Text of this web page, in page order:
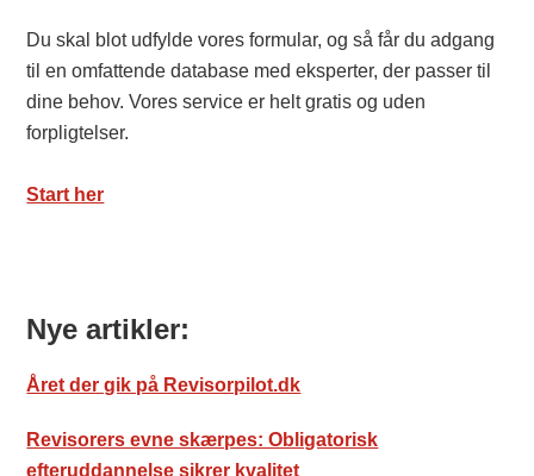
Du skal blot udfylde vores formular, og så får du adgang
til en omfattende database med eksperter, der passer til
dine behov. Vores service er helt gratis og uden
forpligtelser.
Start her
Nye artikler:
Året der gik på Revisorpilot.dk
Revisorers evne skærpes: Obligatorisk
efteruddannelse sikrer kvalitet